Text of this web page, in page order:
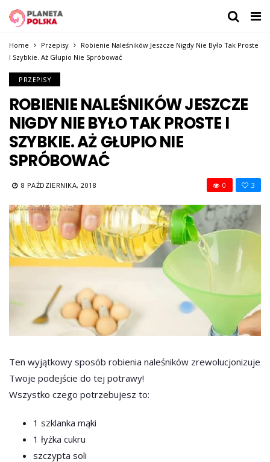
Home Przepisy
Robienie Naleśników Jeszcze Nigdy Nie Było Tak Proste
I Szybkie. Aż Głupio Nie Spróbować
PRZEPISY
ROBIENIE NALEŚNIKÓW JESZCZE
NIGDY NIE BYŁO TAK PROSTE I
SZYBKIE. AŻ GŁUPIO NIE
SPRÓBOWAĆ
8 PAŹDZIERNIKA, 2018 3
0
Ten wyjątkowy sposób robienia naleśników zrewolucjonizuje
Twoje podejście do tej potrawy!
Wszystko czego potrzebujesz to:
1 szklanka mąki
1 łyżka cukru
szczypta soli